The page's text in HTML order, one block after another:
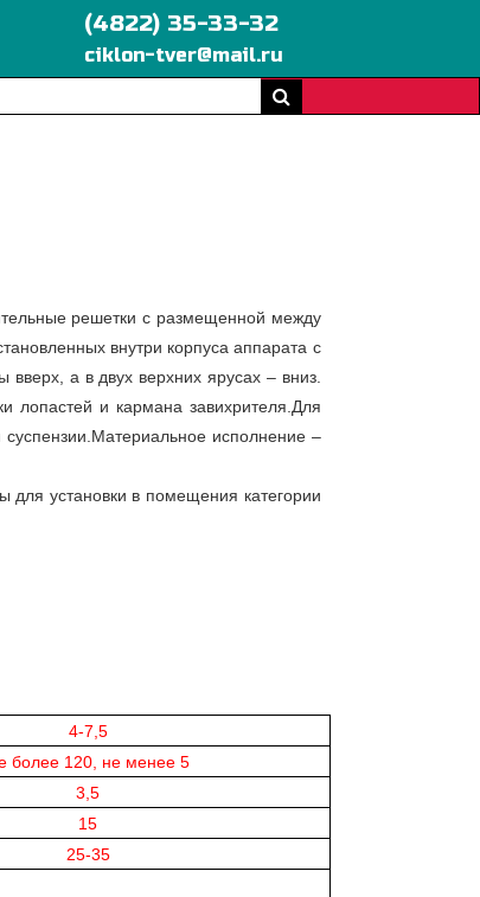
(4822) 35-33-32
ciklon-tver@mail.ru
решетки с размещенной между
внутри кор­пуса аппарата с
а в двух верхних ярусах – вниз.
лопастей и кармана завихрителя.Для
исполнение –
для установки в помещения категории
4-7,5
более 120, не менее 5
3,5
15
25-35